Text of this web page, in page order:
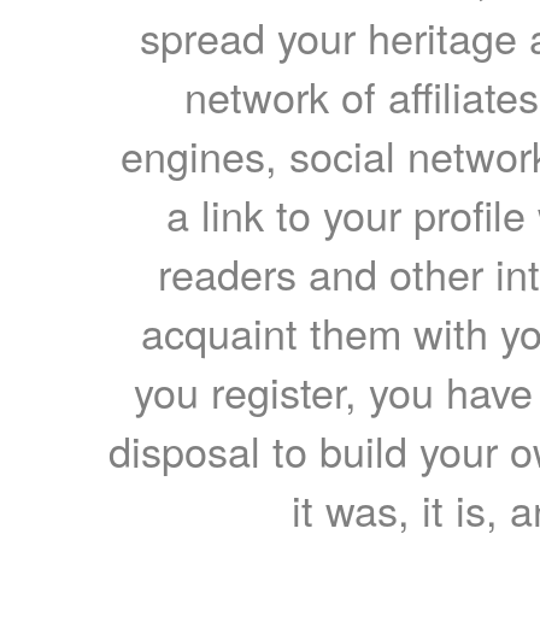
spread your heritage
network of
engines, social
a link to your
readers and other
acquaint them with
you register, you
disposal to build your
it was, it is,